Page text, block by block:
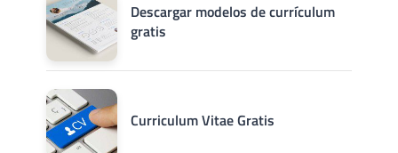
Descargar modelos de currículum
gratis
Curriculum Vitae Gratis